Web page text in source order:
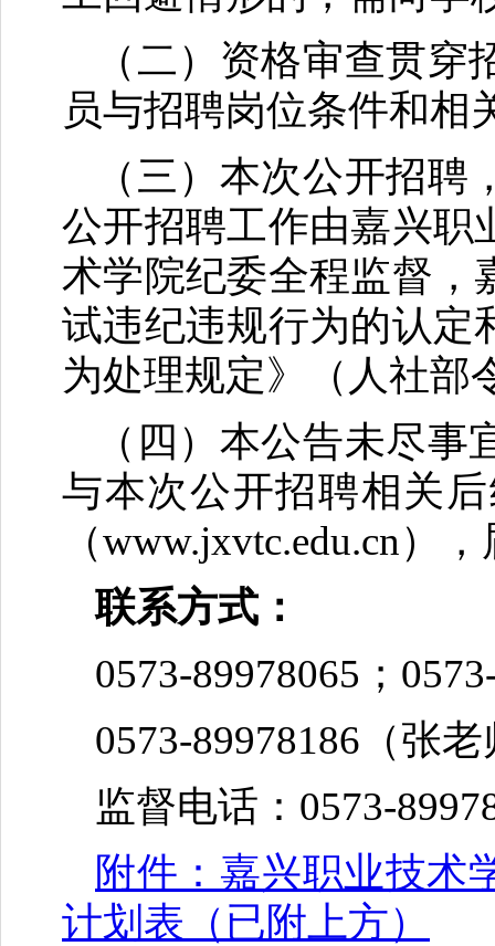
（二）资格审查贯
员与招聘岗位条件和相
（三）本次公开招
公开招聘工作由嘉兴职
术学院纪委全程监督，
试违纪违规行为的认定
为处理规定》（人社部
（四）本公告未尽
与本次公开招聘相关
（www.jxvtc.edu.cn）
联系方式：
0573-89978065；
0573-89978186（张
监督电话：0573-
附件：嘉兴职业技术
计划表（已附上方）